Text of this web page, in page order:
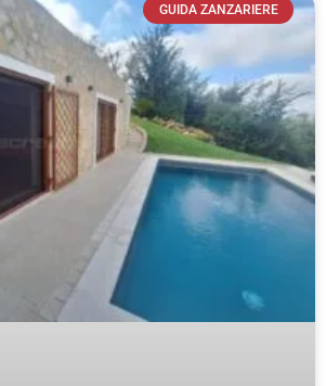
GUIDA ZANZARIERE